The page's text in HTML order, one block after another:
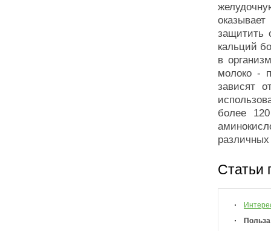
защитить
кальций
в
молоко -
зависят
более
Статьи